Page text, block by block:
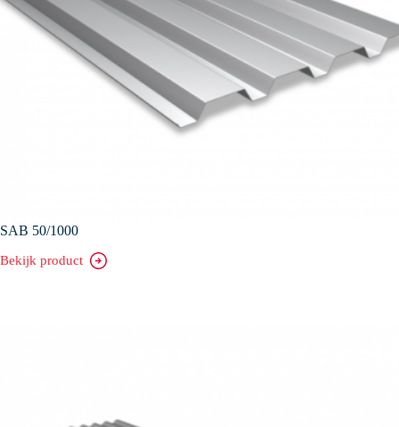
SAB 50/1000
Bekijk product
SAB